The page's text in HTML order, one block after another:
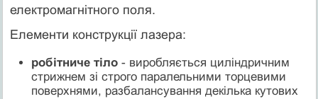
електромагнітного поля.
Елементи конструкції лазера:
робітниче тіло- виробляється циліндричним
стрижнем зі строго паралельними торцевими
поверхнями, разбалансування декілька кутових